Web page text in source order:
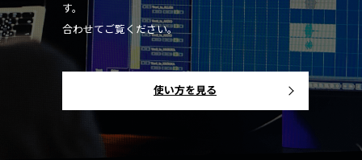
す。
合わせてご覧ください。
使い方を見る